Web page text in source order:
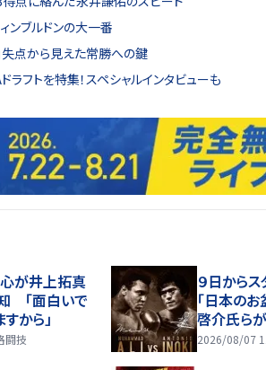
ンブルドンの大一番
失点から見えた常勝への鍵
フトを特集！スペシャルインタビューも
が井上拓真
「面白いで
から」
闘技
９日から
「日本の
啓介氏ら
2026/08/07